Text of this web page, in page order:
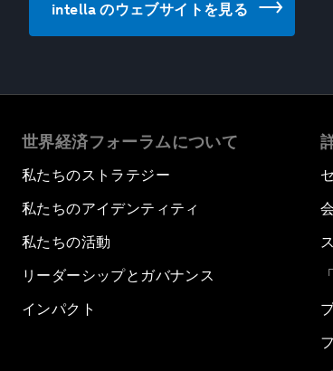
intella のウェブサイトを見る
世界経済フォーラムについて
私たちのストラテジー
私たちのアイデンティティ
私たちの活動
リーダーシップとガバナンス
インパクト